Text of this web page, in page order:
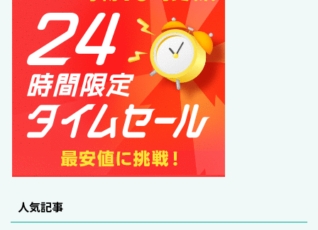
人気記事